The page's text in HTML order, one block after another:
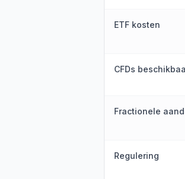
ETF kosten
CFDs
Fractionele
Regulering